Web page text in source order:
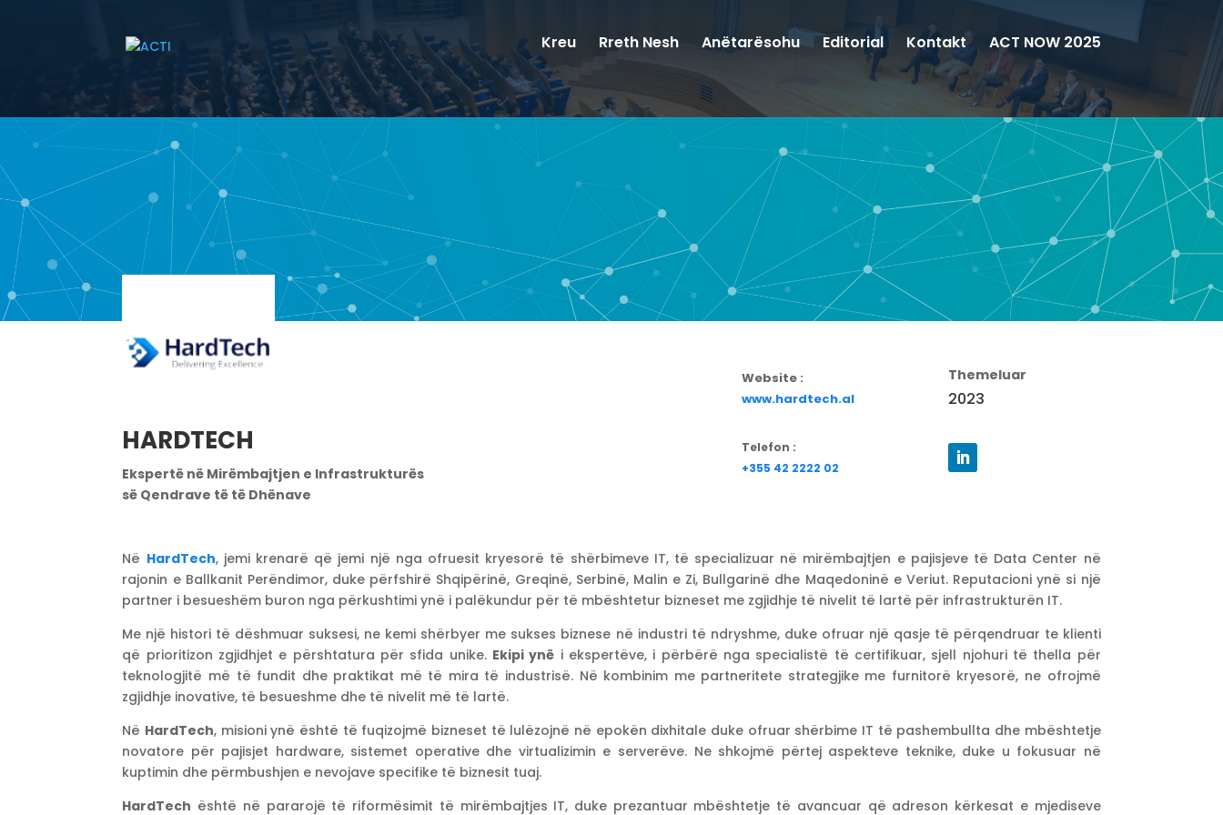
Kreu Rreth Nesh Anëtarësohu Editorial Kontakt ACT NOW 2025
HARDTECH
Ekspertë në Mirëmbajtjen e Infrastrukturës
së Qendrave të të Dhënave
Website :
www.hardtech.al
Telefon :
+355 42 2222 02
Themeluar
2023
Në HardTech, jemi krenarë që jemi një nga ofruesit kryesorë të shërbimeve IT, të specializuar në mirëmbajtjen e pajisjeve të Data Center në
rajonin e Ballkanit Perëndimor, duke përfshirë Shqipërinë, Greqinë, Serbinë, Malin e Zi, Bullgarinë dhe Maqedoninë e Veriut. Reputacioni ynë si një
partner i besueshëm buron nga përkushtimi ynë i palëkundur për të mbështetur bizneset me zgjidhje të nivelit të lartë për infrastrukturën IT.
Me një histori të dëshmuar suksesi, ne kemi shërbyer me sukses biznese në industri të ndryshme, duke ofruar një qasje të përqendruar te klienti
që prioritizon zgjidhjet e përshtatura për sfida unike. Ekipi ynë i ekspertëve, i përbërë nga specialistë të certifikuar, sjell njohuri të thella për
teknologjitë më të fundit dhe praktikat më të mira të industrisë. Në kombinim me partneritete strategjike me furnitorë kryesorë, ne ofrojmë
zgjidhje inovative, të besueshme dhe të nivelit më të lartë.
Në HardTech, misioni ynë është të fuqizojmë bizneset të lulëzojnë në epokën dixhitale duke ofruar shërbime IT të pashembullta dhe mbështetje
novatore për pajisjet hardware, sistemet operative dhe virtualizimin e serverëve. Ne shkojmë përtej aspekteve teknike, duke u fokusuar në
kuptimin dhe përmbushjen e nevojave specifike të biznesit tuaj.
HardTech është në pararojë të riformësimit të mirëmbajtjes IT, duke prezantuar mbështetje të avancuar që adreson kërkesat e mjediseve